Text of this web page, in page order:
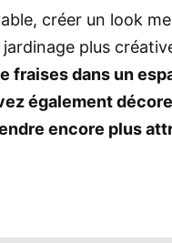
créer un look
plus
fraises dans un
également
encore plus